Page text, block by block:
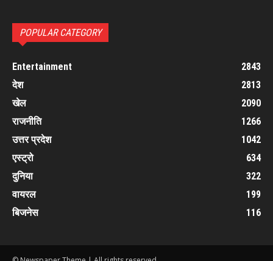
POPULAR CATEGORY
Entertainment
2843
देश
2813
खेल
2090
राजनीति
1266
उत्तर प्रदेश
1042
एस्ट्रो
634
दुनिया
322
वायरल
199
बिजनेस
116